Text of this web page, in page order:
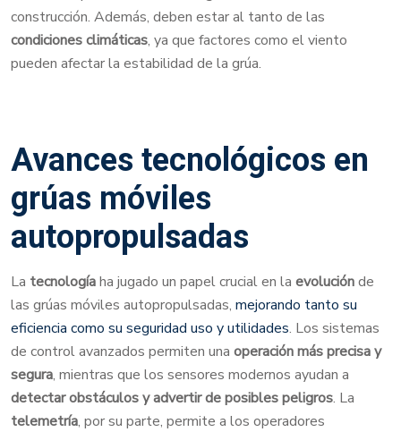
construcción. Además, deben estar al tanto de las
condiciones climáticas, ya que factores como el viento
pueden afectar la estabilidad de la grúa.
Avances tecnológicos en
grúas móviles
autopropulsadas
La tecnologíaha jugado un papel crucial en la evoluciónde
las grúas móviles autopropulsadas, mejorando tanto su
eficiencia como su seguridad uso y utilidades. Los sistemas
de control avanzados permiten una operación más precisa y
segura, mientras que los sensores modernos ayudan a
detectar obstáculos y advertir de posibles peligros. La
telemetría, por su parte, permite a los operadores